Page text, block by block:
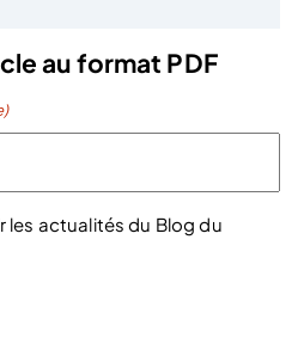
au format PDF
les actualités du Blog du